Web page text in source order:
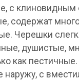
с
содержат
Черешки
душистые,
как
наружу, с